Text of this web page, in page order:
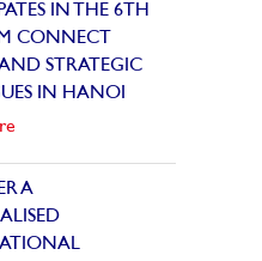
IN THE 6TH
CONNECT
STRATEGIC
IN HANOI
A